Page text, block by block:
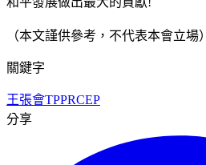
（本文謹供參考，不代表本會立場）
關鍵字
王張會TPPRCEP
分享